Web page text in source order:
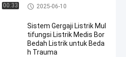
00:33 Bor Tulang Bedah
2025-06-10
Sistem Gergaji Listrik Mul
tifungsi Listrik Medis Bor
Bedah Listrik untuk Beda
h Trauma